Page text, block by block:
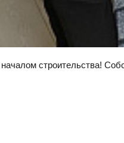
строительства!